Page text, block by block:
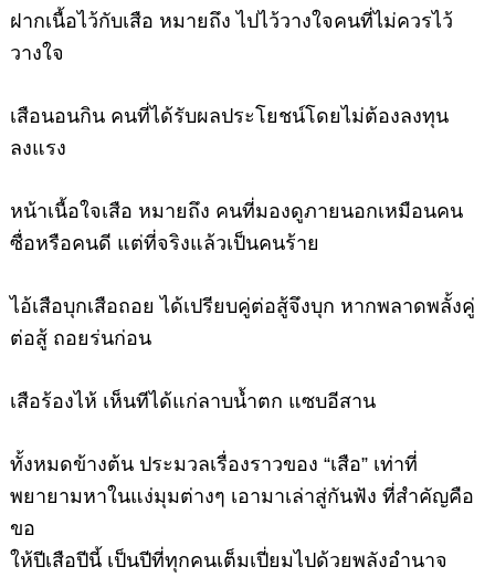
ฝากเนื้อไว้กับเสือ หมายถึง ไปไว้วางใจคนที่ไม่ควรไว้
วางใจ
เสือนอนกินคนที่ได้รับผลประโยชน์โดยไม่ต้องลงทุน
ลงแรง
หน้าเนื้อใจเสือ หมายถึง คนที่มองดูภายนอกเหมือนคน
ซื่อหรือคนดี แต่ที่จริงแล้วเป็นคนร้าย
ไอ้เสือบุกเสือถอย ได้เปรียบคู่ต่อสู้จึงบุก หากพลาดพลั้งคู่
ต่อสู้ ถอยร่นก่อน
เสือร้องไห้ เห็นทีได้แก่ลาบน้ำตก แซบอีสาน
ทั้งหมดข้างต้น ประมวลเรื่องราวของ “เสือ” เท่าที่
พยายามหาในแง่มุมต่างๆ เอามาเล่าสู่กันฟัง ที่สำคัญคือ
ขอ
ให้ปีเสือปีนี้ เป็นปีที่ทุกคนเต็มเปี่ยมไปด้วยพลังอำนาจ